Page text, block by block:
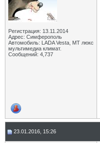
Регистрация: 13.11.2014
Адрес: Симферополь
Автомобиль: LADA Vesta, МТ люкс
мультимедиа климат.
Сообщений: 4,737
23.01.2016, 15:26